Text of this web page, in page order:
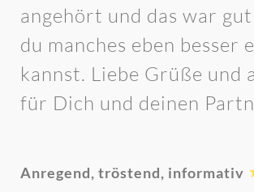
angehört und das war
du manches eben besser
kannst. Liebe Grüße und
für Dich und deinen
Anregend, tröstend, informativ